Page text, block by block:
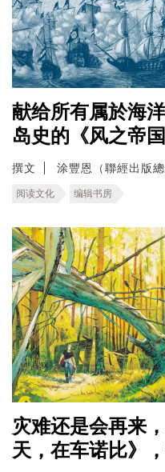
献给所有属於海
岛史的《风之帝国
撰文 涂豐恩（聯經出版總
阅读文化 编辑书房
灾难还是会再来
天，在车诺比》